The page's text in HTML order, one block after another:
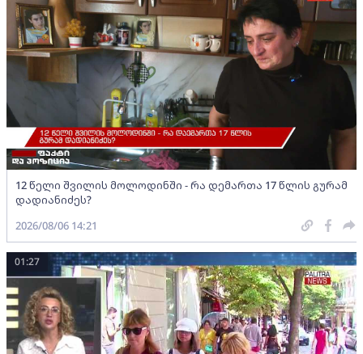
12 წელი შვილის მოლოდინში - რა დემართა 17 წლის გურამ
დადიანიძეს?
2026/08/06 14:21
01:27